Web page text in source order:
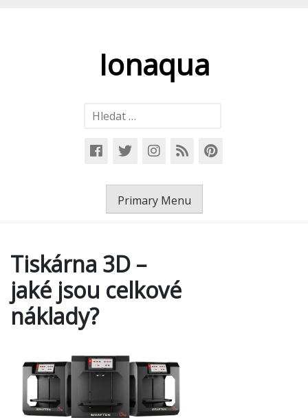
Ionaqua
Vyhledávání
Primary Menu
Tiskárna 3D –
jaké jsou celkové
náklady?